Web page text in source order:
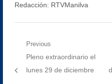
Redacción: RTVManilva
Navegación
Previous
Previous
post:
Pleno extraordinario el
lunes 29 de diciembre